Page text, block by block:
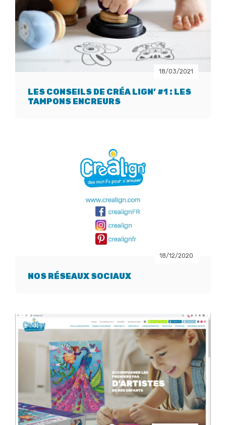
18/03/2021
LES CONSEILS DE CRÉA LIGN’ #1 : LES
TAMPONS ENCREURS
18/12/2020
NOS RÉSEAUX SOCIAUX